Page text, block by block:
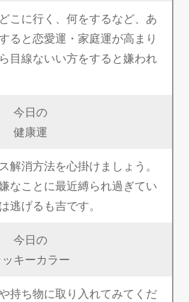
こに行く、何をするなど、あ
ると恋愛運・家庭運が高まり
目線ないい方をすると嫌われ
今日の
健康運
解消方法を心掛けましょう。
なことに最近縛られ過ぎてい
逃げるも吉です。
今日の
ッキーカラー
持ち物に取り入れてみてくだ